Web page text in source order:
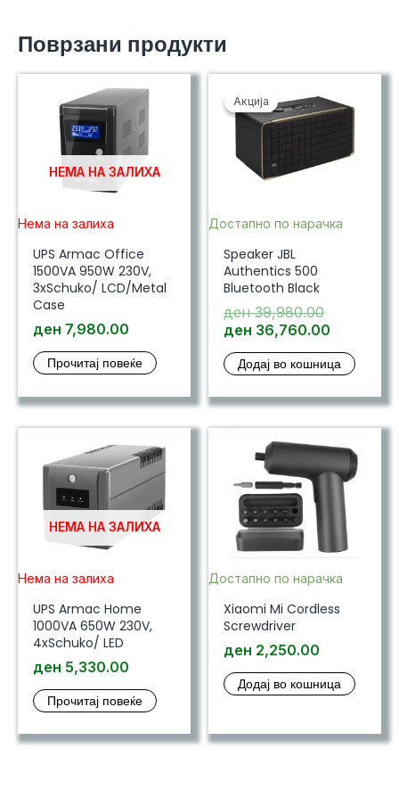
Поврзани продукти
НЕМА НА ЗАЛИХА
Нема на залиха
UPS Armac Office
1500VA 950W 230V,
3xSchuko/ LCD/Metal
Case
ден 7,980.00
Прочитај повеќе
Акција
Акција
Достапно по нарачка
Speaker JBL
Authentics 500
Bluetooth Black
ден39,980.00Original
price
ден
ден 36,760.00Current
is:
Додај во кошница
НЕМА НА ЗАЛИХА
Нема на залиха
UPS Armac Home
1000VA 650W 230V,
4xSchuko/ LED
ден 5,330.00
Прочитај повеќе
Достапно по нарачка
Xiaomi Mi Cordless
Screwdriver
ден 2,250.00
Додај во кошница